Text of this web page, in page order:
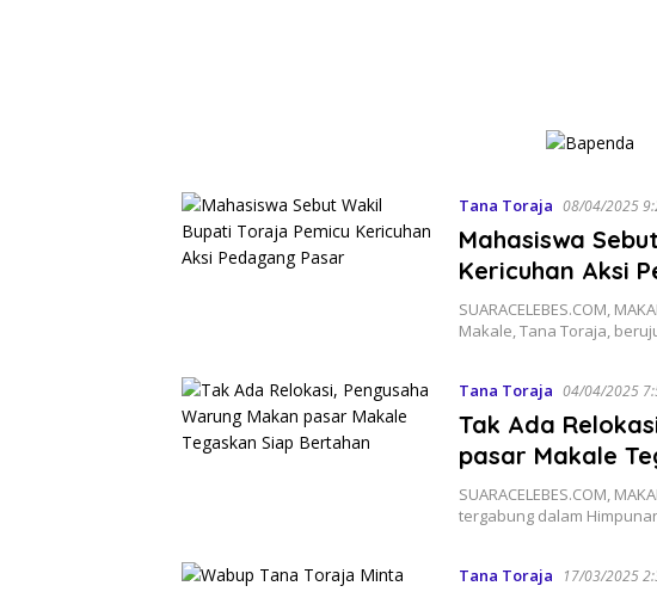
Tana Toraja 08/04/2025
Mahasiswa
Kericuhan Aksi
SUARACELEBES.COM,
Makale, Tana Toraja,
Tana Toraja 04/04/2025
Tak Ada
pasar Makale
SUARACELEBES.COM,
tergabung dalam
Tana Toraja 17/03/2025